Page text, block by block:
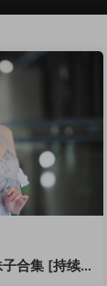
合集 [持续更